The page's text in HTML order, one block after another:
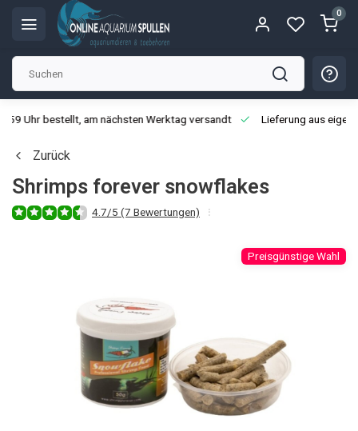
0
Uhr bestellt, am nächsten Werktag versandt Lieferung aus
Zurück
Shrimps forever snowflakes
4.7/5 (7 Bewertungen)
Preisgünstige Wahl